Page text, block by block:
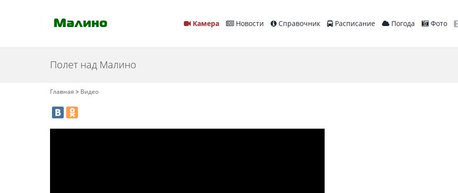
Камера Новости Справочник Расписание Погода Фото
Полет над Малино
Главная > Видео